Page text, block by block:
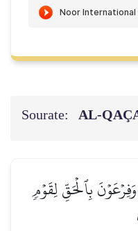
Sourate: AL-
بِٱلۡحَقِّ لِقَوۡمٖ